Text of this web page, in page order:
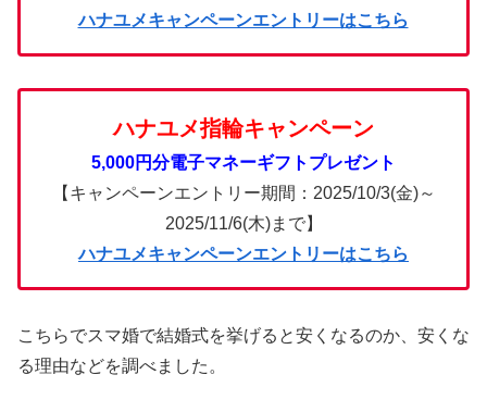
ハナユメキャンペーンエントリーはこちら
ハナユメ指輪キャンペーン
5,000円分電子マネーギフトプレゼント
【キャンペーンエントリー期間：2025/10/3(金)～
2025/11/6(木)まで】
ハナユメキャンペーンエントリーはこちら
こちらでスマ婚で結婚式を挙げると安くなるのか、安くな
る理由などを調べました。